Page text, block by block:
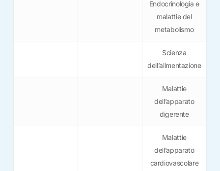
Endocrinologia e
malattie del
metabolismo
Scienza
dell’alimentazione
Malattie
dell’apparato
digerente
Malattie
dell’apparato
cardiovascolare